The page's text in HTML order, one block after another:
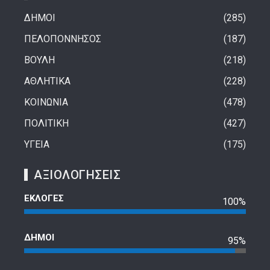
ΔΗΜΟΙ
285
ΠΕΛΟΠΟΝΝΗΣΟΣ
187
ΒΟΥΛΗ
218
ΑΘΛΗΤΙΚΑ
228
ΚΟΙΝΩΝΙΑ
478
ΠΟΛΙΤΙΚΗ
427
ΥΓΕΙΑ
175
ΑΞΙΟΛΟΓΗΣΕΙΣ
ΕΚΛΟΓΕΣ 100%
ΔΗΜΟΙ 95%